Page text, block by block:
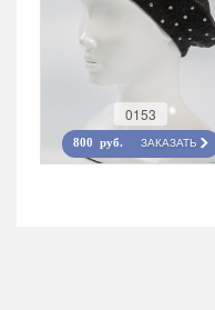
0153
800 руб. ЗАКАЗАТЬ